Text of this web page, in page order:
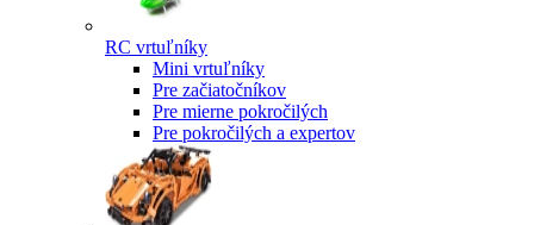
RC vrtuľníky
Mini vrtuľníky
Pre začiatočníkov
Pre mierne pokročilých
Pre pokročilých a expertov